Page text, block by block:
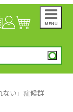
MENU
ない」症候群